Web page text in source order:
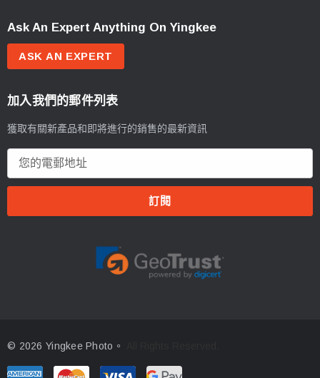
Ask An Expert Anything On Yingkee
ASK AN EXPERT
加入我們的郵件列表
獲取有關新產品和即將進行的銷售的最新資訊
郵
© 2026 Yingkee Photo。